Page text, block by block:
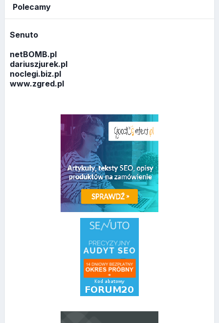
Polecamy
Senuto
netBOMB.pl
dariuszjurek.pl
noclegi.biz.pl
www.zgred.pl